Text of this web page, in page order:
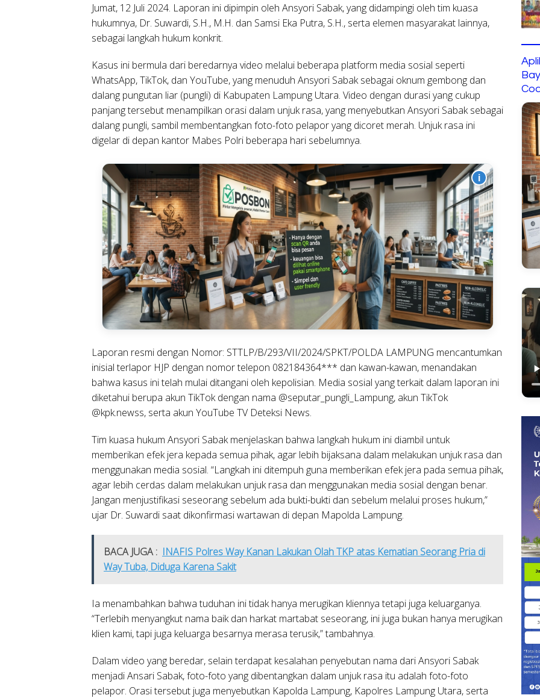
Jumat, 12 Juli 2024. Laporan ini dipimpin oleh Ansyori Sabak, yang didampingi oleh tim kuasa
hukumnya, Dr. Suwardi, S.H., M.H. dan Samsi Eka Putra, S.H., serta elemen masyarakat lainnya,
sebagai langkah hukum konkrit.
Kasus ini bermula dari beredarnya video melalui beberapa platform media sosial seperti
WhatsApp, TikTok, dan YouTube, yang menuduh Ansyori Sabak sebagai oknum gembong dan
dalang pungutan liar (pungli) di Kabupaten Lampung Utara. Video dengan durasi yang cukup
panjang tersebut menampilkan orasi dalam unjuk rasa, yang menyebutkan Ansyori Sabak sebagai
dalang pungli, sambil membentangkan foto-foto pelapor yang dicoret merah. Unjuk rasa ini
digelar di depan kantor Mabes Polri beberapa hari sebelumnya.
i
Laporan resmi dengan Nomor: STTLP/B/293/VII/2024/SPKT/POLDA LAMPUNG mencantumkan
inisial terlapor HJP dengan nomor telepon 082184364*** dan kawan-kawan, menandakan
bahwa kasus ini telah mulai ditangani oleh kepolisian. Media sosial yang terkait dalam laporan ini
diketahui berupa akun TikTok dengan nama @seputar_pungli_Lampung, akun TikTok
@kpk.newss, serta akun YouTube TV Deteksi News.
Tim kuasa hukum Ansyori Sabak menjelaskan bahwa langkah hukum ini diambil untuk
memberikan efek jera kepada semua pihak, agar lebih bijaksana dalam melakukan unjuk rasa dan
menggunakan media sosial. “Langkah ini ditempuh guna memberikan efek jera pada semua pihak,
agar lebih cerdas dalam melakukan unjuk rasa dan menggunakan media sosial dengan benar.
Jangan menjustifikasi seseorang sebelum ada bukti-bukti dan sebelum melalui proses hukum,”
ujar Dr. Suwardi saat dikonfirmasi wartawan di depan Mapolda Lampung.
BACA JUGA : INAFIS Polres Way Kanan Lakukan Olah TKP atas Kematian Seorang Pria di
Way Tuba, Diduga Karena Sakit
Ia menambahkan bahwa tuduhan ini tidak hanya merugikan kliennya tetapi juga keluarganya.
“Terlebih menyangkut nama baik dan harkat martabat seseorang, ini juga bukan hanya merugikan
klien kami, tapi juga keluarga besarnya merasa terusik,” tambahnya.
Dalam video yang beredar, selain terdapat kesalahan penyebutan nama dari Ansyori Sabak
menjadi Ansari Sabak, foto-foto yang dibentangkan dalam unjuk rasa itu adalah foto-foto
pelapor. Orasi tersebut juga menyebutkan Kapolda Lampung, Kapolres Lampung Utara, serta